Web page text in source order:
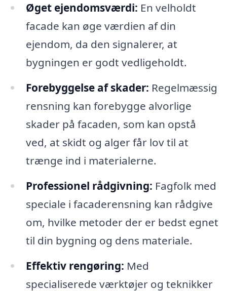
Øget ejendomsværdi: En velholdt
facade kan øge værdien af din
ejendom, da den signalerer, at
bygningen er godt vedligeholdt.
Forebyggelse af skader: Regelmæssig
rensning kan forebygge alvorlige
skader på facaden, som kan opstå
ved, at skidt og alger får lov til at
trænge ind i materialerne.
Professionel rådgivning: Fagfolk med
speciale i facaderensning kan rådgive
om, hvilke metoder der er bedst egnet
til din bygning og dens materiale.
Effektiv rengøring: Med
specialiserede værktøjer og teknikker